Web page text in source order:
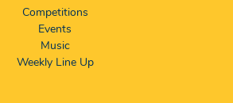
Competitions
Events
Music
Weekly Line Up